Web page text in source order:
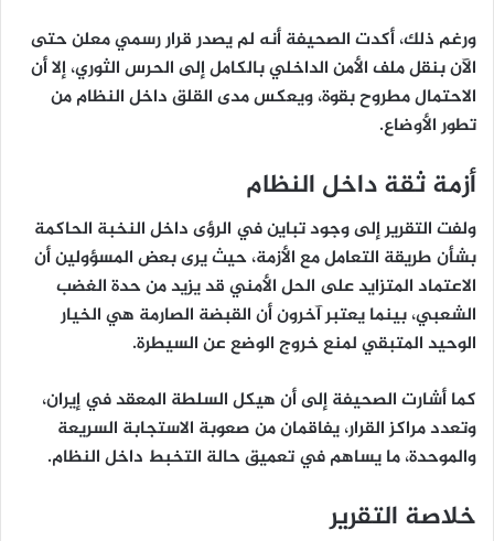
ورغم ذلك، أكدت الصحيفة أنه لم يصدر قرار رسمي معلنحتى
الآن بنقل ملف الأمن الداخلي بالكامل إلى الحرس الثوري، إلا أن
الاحتمال مطروح بقوة، ويعكس مدى القلق داخل النظام من
تطور الأوضاع.
أزمة ثقة داخل النظام
ولفت التقرير إلى وجودتباين في الرؤى داخل النخبة الحاكمة
بشأن طريقة التعامل مع الأزمة، حيث يرى بعض المسؤولين أن
الاعتماد المتزايد على الحل الأمني قد يزيد من حدة الغضب
الشعبي، بينما يعتبر آخرون أن القبضة الصارمة هي الخيار
الوحيد المتبقي لمنع خروج الوضع عن السيطرة.
كما أشارت الصحيفة إلى أنهيكل السلطة المعقدفي إيران،
وتعدد مراكز القرار، يفاقمان من صعوبة الاستجابة السريعة
والموحدة، ما يساهم في تعميق حالة التخبط داخل النظام.
خلاصة التقرير